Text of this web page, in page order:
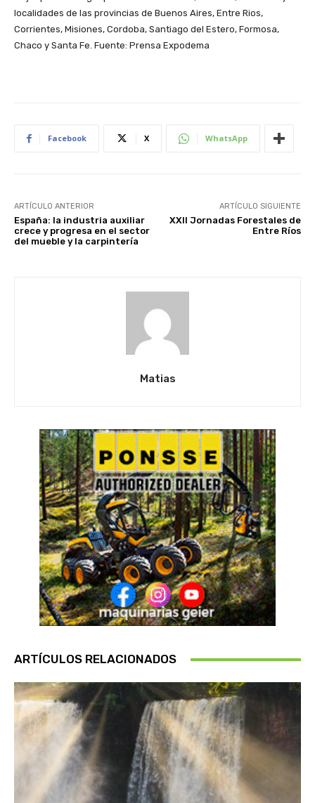
localidades de las provincias de Buenos Aires, Entre Rios,
Corrientes, Misiones, Cordoba, Santiago del Estero, Formosa,
Chaco y Santa Fe. Fuente: Prensa Expodema
Facebook X WhatsApp
ARTÍCULO ANTERIOR
España: la industria auxiliar
crece y progresa en el sector
del mueble y la carpintería
ARTÍCULO SIGUIENTE
XXII Jornadas Forestales de
Entre Ríos
Matias
ARTÍCULOS RELACIONADOS